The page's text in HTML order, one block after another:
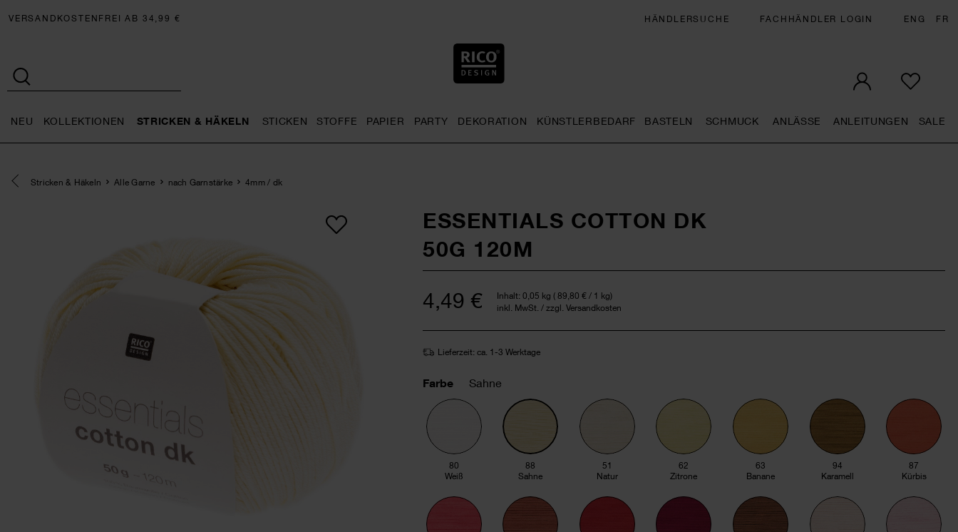
VERSANDKOSTENFREI AB 34,99 € HÄNDLERSUCHE FACHHÄNDLER LOGIN ENG FR
NEU KOLLEKTIONEN STRICKEN & HÄKELN STICKEN STOFFE PAPIER PARTY DEKORATION KÜNSTLERBEDARF BASTELN SCHMUCK ANLÄSSE ANLEITUNGEN SALE
Eine Kategorie zurück navigieren
Stricken & Häkeln Alle Garne nach Garnstärke 4mm / dk
ESSENTIALS COTTON DK
50G 120M
4,49 € Inhalt: 0,05 kg ( 89,80 € / 1 kg)
inkl. MwSt. / zzgl. Versandkosten
Lieferzeit: ca. 1-3 Werktage
Farbe Sahne
80
Weiß
88
Sahne
51
Natur
62
Zitrone
63
Banane
94
Karamell
87
Kürbis